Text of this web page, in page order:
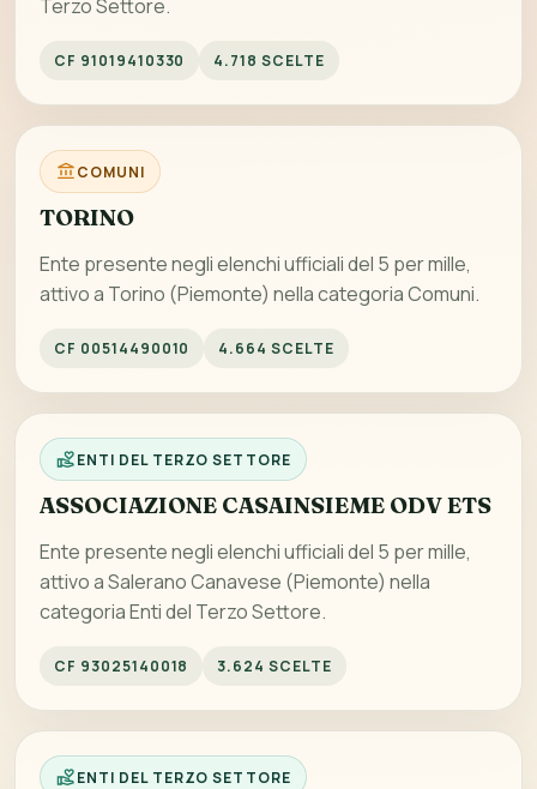
Terzo Settore.
CF 91019410330 4.718 SCELTE
COMUNI
TORINO
Ente presente negli elenchi ufficiali del 5 per mille,
attivo a Torino (Piemonte) nella categoria Comuni.
CF 00514490010 4.664 SCELTE
ENTI DEL TERZO SETTORE
ASSOCIAZIONE CASAINSIEME ODV ETS
Ente presente negli elenchi ufficiali del 5 per mille,
attivo a Salerano Canavese (Piemonte) nella
categoria Enti del Terzo Settore.
CF 93025140018 3.624 SCELTE
ENTI DEL TERZO SETTORE